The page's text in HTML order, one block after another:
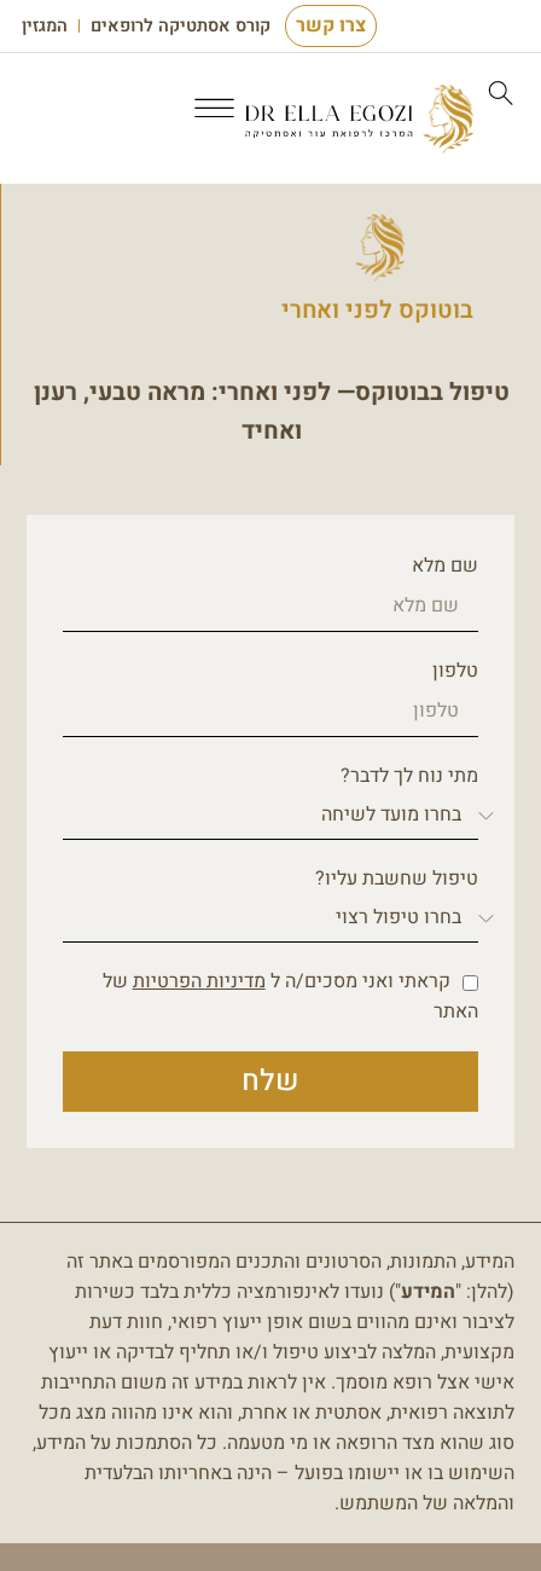
קורס אסתטיקה לרופאים המגזין צרו קשר
בוטוקס לפני ואחרי
טיפול בבוטוקס— לפני ואחרי: מראה טבעי, רענן
ואחיד
שם מלא
טלפון
מתי נוח לך לדבר?
טיפול שחשבת עליו?
קראתי ואני מסכים/ה למדיניות הפרטיותשל
האתר
שלח
המידע, התמונות, הסרטונים והתכנים המפורסמים באתר זה
(להלן: "המידע") נועדו לאינפורמציה כללית בלבד כשירות
לציבור ואינם מהווים בשום אופן ייעוץ רפואי, חוות דעת
מקצועית, המלצה לביצוע טיפול ו/או תחליף לבדיקה או ייעוץ
אישי אצל רופא מוסמך. אין לראות במידע זה משום התחייבות
לתוצאה רפואית, אסתטית או אחרת, והוא אינו מהווה מצג מכל
סוג שהוא מצד הרופאה או מי מטעמה. כל הסתמכות על המידע,
השימוש בו או יישומו בפועל – הינה באחריותו הבלעדית
והמלאה של המשתמש.